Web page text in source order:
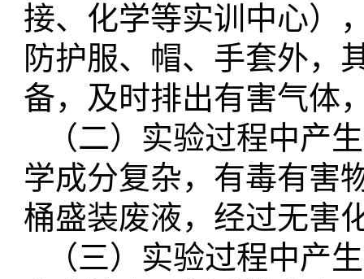
接、化学等实训中心）
防护服、帽、手套外，
备，及时排出有害气体
（二）实验过程中产
学成分复杂，有毒有害
桶盛装废液，经过无害
（三）实验过程中产